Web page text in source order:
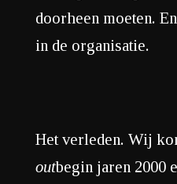
doorheen moeten.
in de organisatie.
Het verleden. Wij
outbegin jaren 2000